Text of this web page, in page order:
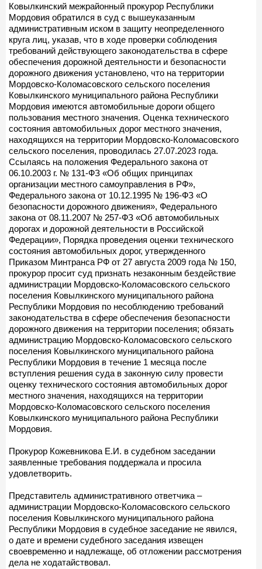
Ковылкинский межрайонный прокурор Республики
Мордовия обратился в суд с вышеуказанным
административным иском в защиту неопределенного
круга лиц, указав, что в ходе проверки соблюдения
требований действующего законодательства в сфере
обеспечения дорожной деятельности и безопасности
дорожного движения установлено, что на территории
Мордовско-Коломасовского сельского поселения
Ковылкинского муниципального района Республики
Мордовия имеются автомобильные дороги общего
пользования местного значения. Оценка технического
состояния автомобильных дорог местного значения,
находящихся на территории Мордовско-Коломасовского
сельского поселения, проводилась 27.07.2023 года.
Ссылаясь на положения Федерального закона от
06.10.2003 г. № 131-ФЗ «Об общих принципах
организации местного самоуправления в РФ»,
Федерального закона от 10.12.1995 № 196-ФЗ «О
безопасности дорожного движения», Федерального
закона от 08.11.2007 № 257-ФЗ «Об автомобильных
дорогах и дорожной деятельности в Российской
Федерации», Порядка проведения оценки технического
состояния автомобильных дорог, утвержденного
Приказом Минтранса РФ от 27 августа 2009 года № 150,
прокурор просит суд признать незаконным бездействие
администрации Мордовско-Коломасовского сельского
поселения Ковылкинского муниципального района
Республики Мордовия по несоблюдению требований
законодательства в сфере обеспечения безопасности
дорожного движения на территории поселения; обязать
администрацию Мордовско-Коломасовского сельского
поселения Ковылкинского муниципального района
Республики Мордовия в течение 1 месяца после
вступления решения суда в законную силу провести
оценку технического состояния автомобильных дорог
местного значения, находящихся на территории
Мордовско-Коломасовского сельского поселения
Ковылкинского муниципального района Республики
Мордовия.
Прокурор Кожевникова Е.И. в судебном заседании
заявленные требования поддержала и просила
удовлетворить.
Представитель административного ответчика –
администрации Мордовско-Коломасовского сельского
поселения Ковылкинского муниципального района
Республики Мордовия в судебное заседание не явился,
о дате и времени судебного заседания извещен
своевременно и надлежаще, об отложении рассмотрения
дела не ходатайствовал.